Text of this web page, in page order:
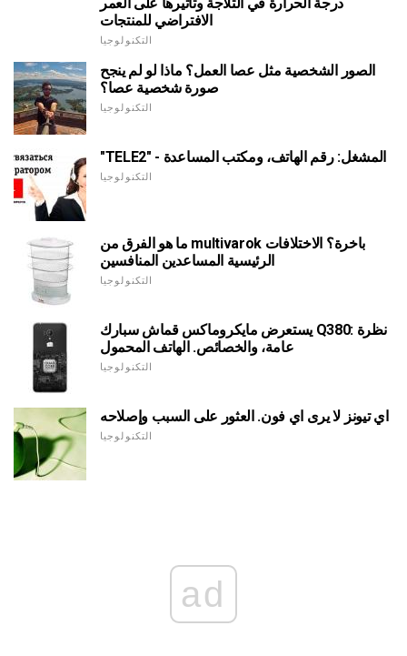
الافتراضي للمنتجات
التكنولوجيا
الصور الشخصية مثل عصا العمل؟ ماذا لو لم ينجح
صورة شخصية عصا؟
التكنولوجيا
"TELE2" - المشغل: رقم الهاتف، ومكتب المساعدة
التكنولوجيا
ما هو الفرق من multivarok باخرة؟ الاختلافات
الرئيسية المساعدين المنافسين
التكنولوجيا
يستعرض مايكروماكس قماش سبارك Q380: نظرة
عامة، والخصائص. الهاتف المحمول
التكنولوجيا
اي تيونز لا يرى اي فون. العثور على السبب وإصلاحه
التكنولوجيا
ad